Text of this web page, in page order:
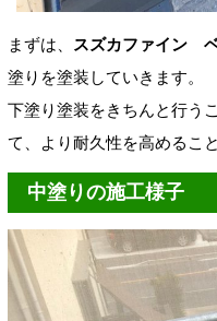
まずは、 スズカファイン
塗りを塗装していきます。
下塗り塗装をきちんと行う
て、より耐久性を高めるこ
中塗りの施工様子